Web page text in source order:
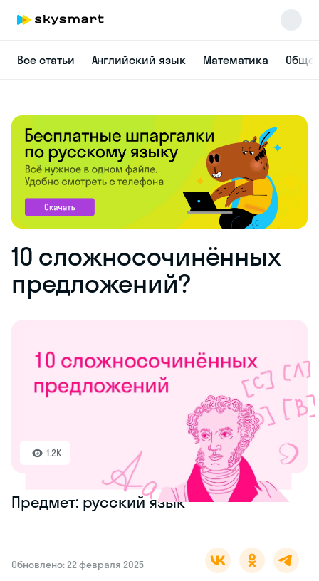
Все статьи Английский язык Математика
10 сложносочинённых
предложений?
1.2K
Предмет: русский язык
Обновлено: 22 февраля 2025